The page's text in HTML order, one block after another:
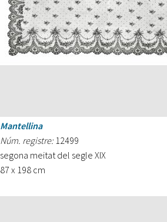
Mantellina
Núm. registre: 12499
segona meitat del segle XIX
87 x 198 cm